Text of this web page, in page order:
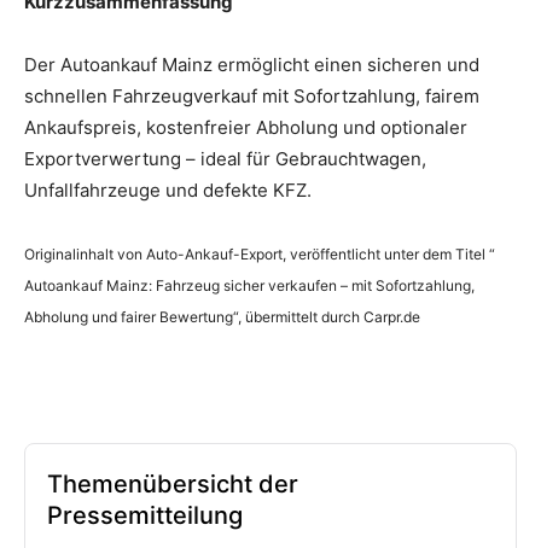
Der Autoankauf Mainz ermöglicht einen sicheren und
schnellen Fahrzeugverkauf mit Sofortzahlung, fairem
Ankaufspreis, kostenfreier Abholung und optionaler
Exportverwertung – ideal für Gebrauchtwagen,
Unfallfahrzeuge und defekte KFZ.
Originalinhalt von Auto-Ankauf-Export, veröffentlicht unter dem Titel “
Autoankauf Mainz: Fahrzeug sicher verkaufen – mit Sofortzahlung,
Abholung und fairer Bewertung“, übermittelt durch Carpr.de
Themenübersicht der
Pressemitteilung